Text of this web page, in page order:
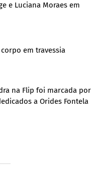
e Luciana Moraes em
em travessia
na Flip foi marcada por
a Orides Fontela